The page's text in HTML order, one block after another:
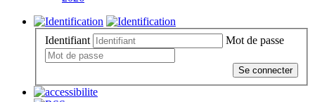
Identifiant Mot de passe
Se connecter